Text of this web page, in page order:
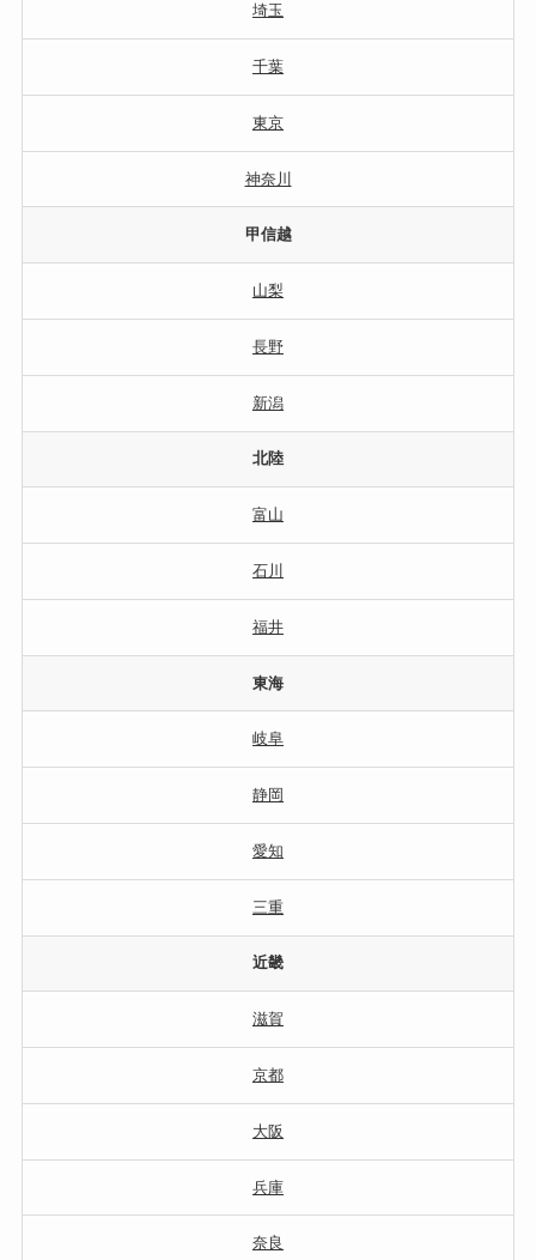
埼玉
千葉
東京
神奈川
甲信越
山梨
長野
新潟
北陸
富山
石川
福井
東海
岐阜
静岡
愛知
三重
近畿
滋賀
京都
大阪
兵庫
奈良